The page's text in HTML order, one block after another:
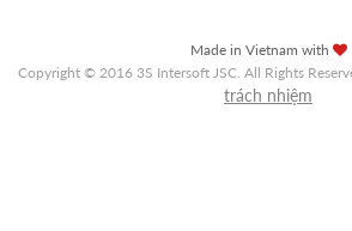
Made in Vietnam with
Copyright © 2016 3S Intersoft JSC. All Rights
trách nhiệm